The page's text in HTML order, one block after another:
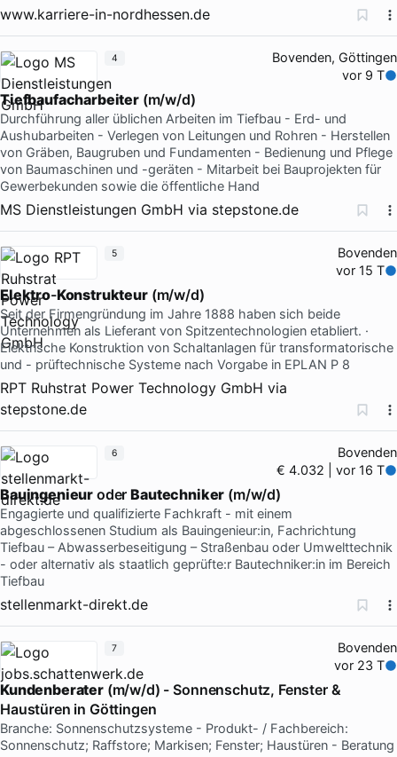
www.karriere-in-nordhessen.de
Bovenden, Göttingen
vor 9 T
Tiefbaufacharbeiter(m/w/d)
Durchführung aller üblichen Arbeiten im Tiefbau - Erd- und
Aushubarbeiten - Verlegen von Leitungen und Rohren - Herstellen
von Gräben, Baugruben und Fundamenten - Bedienung und Pflege
von Baumaschinen und -geräten - Mitarbeit bei Bauprojekten für
Gewerbekunden sowie die öffentliche Hand
MS Dienstleistungen GmbH via stepstone.de
4
Bovenden
vor 15 T
Elektro-Konstrukteur(m/w/d)
Seit der Firmengründung im Jahre 1888 haben sich beide
Unternehmen als Lieferant von Spitzentechnologien etabliert. ·
Elektrische Konstruktion von Schaltanlagen für transformatorische
und - prüftechnische Systeme nach Vorgabe in EPLAN P 8
RPT Ruhstrat Power Technology GmbH via
stepstone.de
5
Bovenden
€ 4.032 | vor 16 T
Bauingenieur oderBautechniker (m/w/d)
Engagierte und qualifizierte Fachkraft - mit einem
abgeschlossenen Studium als Bauingenieur:in, Fachrichtung
Tiefbau – Abwasserbeseitigung – Straßenbau oder Umwelttechnik
- oder alternativ als staatlich geprüfte:r Bautechniker:in im Bereich
Tiefbau
stellenmarkt-direkt.de
6
Bovenden
vor 23 T
Kundenberater(m/w/d) - Sonnenschutz, Fenster &
Haustüren in Göttingen
Branche: Sonnenschutzsysteme - Produkt- / Fachbereich:
Sonnenschutz; Raffstore; Markisen; Fenster; Haustüren - Beratung
7